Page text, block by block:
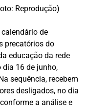
Reprodução)
de
precatórios do
educação da rede
dia 16 de junho,
sequência, recebem
desligados, no dia
a análise e